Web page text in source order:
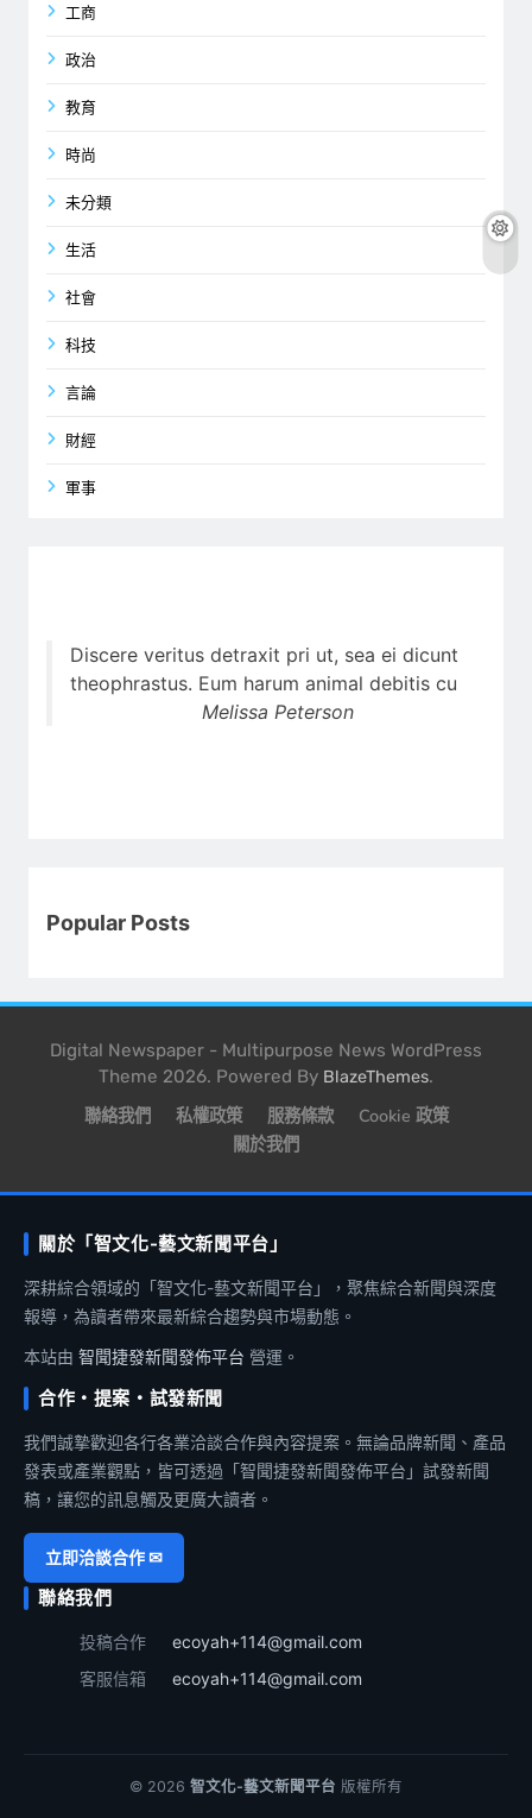
工商
政治
教育
時尚
未分類
生活
社會
科技
言論
財經
軍事
Discere veritus detraxit pri ut, sea ei dicunt
theophrastus. Eum harum animal debitis cu
Melissa Peterson
Popular Posts
Digital Newspaper - Multipurpose News WordPress
Theme 2026. Powered By BlazeThemes.
聯絡我們 私權政策 服務條款
Cookie 政策
關於我們
關於「智文化-藝文新聞平台」
深耕綜合領域的「智文化-藝文新聞平台」，聚焦綜合新聞與深度
報導，為讀者帶來最新綜合趨勢與市場動態。
本站由 智聞捷發新聞發佈平台 營運。
合作・提案・試發新聞
我們誠摯歡迎各行各業洽談合作與內容提案。無論品牌新聞、產品
發表或產業觀點，皆可透過「智聞捷發新聞發佈平台」試發新聞
稿，讓您的訊息觸及更廣大讀者。
立即洽談合作 ✉
聯絡我們
投稿合作
ecoyah+114@gmail.com
客服信箱
ecoyah+114@gmail.com
© 2026 智文化-藝文新聞平台 版權所有